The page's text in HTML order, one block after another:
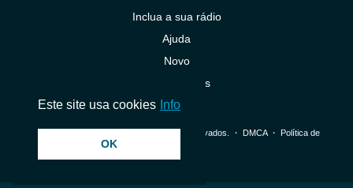
Inclua a sua rádio
Ajuda
Novo
Contacte-nos
© 2026 InstantAudio. Todos os direitos reservados. ・ DMCA・ Política de
Este site usa cookies Info
OK